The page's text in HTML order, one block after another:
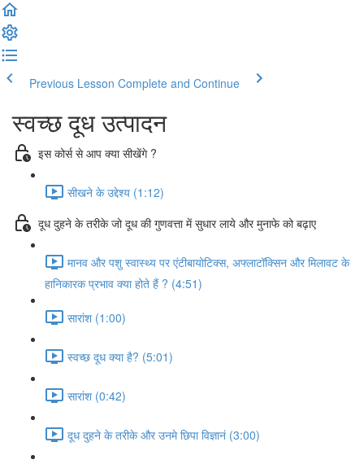
Previous Lesson Complete and Continue
स्वच्छ दूध उत्पादन
इस कोर्स से आप क्या सीखेंगे ?
सीखने के उद्देश्य (1:12)
दूध दुहने के तरीके जो दूध की गुणवत्ता में सुधार लाये और मुनाफे को बढ़ाए
मानव और पशु स्वास्थ्य पर एंटीबायोटिक्स, अफ्लाटॉक्सिन और मिलावट के
हानिकारक प्रभाव क्या होते हैं ? (4:51)
सारांश (1:00)
स्वच्छ दूध क्या है? (5:01)
सारांश (0:42)
दूध दुहने के तरीके और उनमे छिपा विज्ञानं (3:00)